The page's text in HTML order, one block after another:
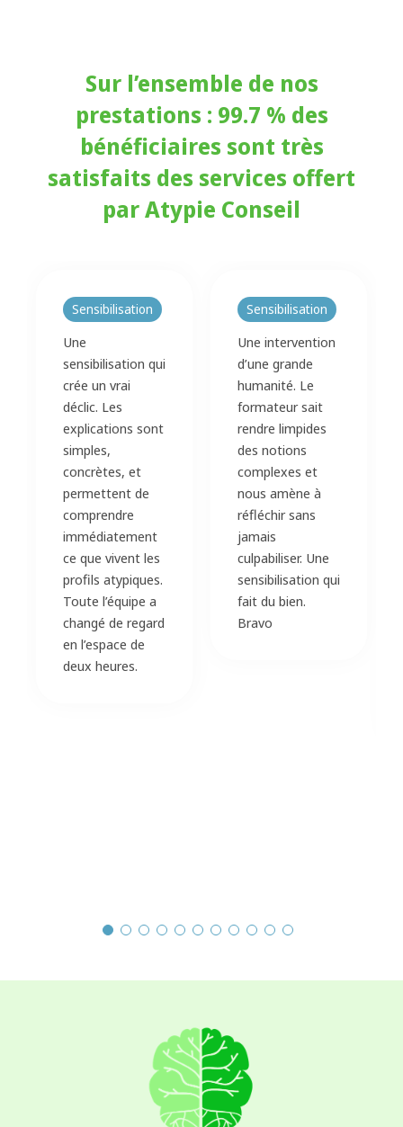
Sur l’ensemble de nos
prestations : 99.7 % des
bénéficiaires sont très
satisfaits des services offert
par Atypie Conseil
Sensibilisation
Une
sensibilisation qui
crée un vrai
déclic. Les
explications sont
simples,
concrètes, et
permettent de
comprendre
immédiatement
ce que vivent les
profils atypiques.
Toute l’équipe a
changé de regard
en l’espace de
deux heures.
Sensibilisation
Une intervention
d’une grande
humanité. Le
formateur sait
rendre limpides
des notions
complexes et
nous amène à
réfléchir sans
jamais
culpabiliser. Une
sensibilisation qui
fait du bien.
Bravo